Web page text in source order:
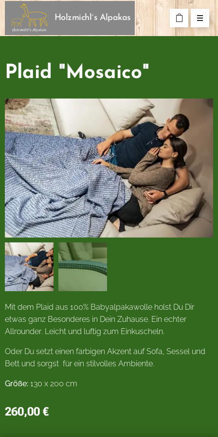
Holzmichl´s Alpakas
Plaid "Mosaico"
Mit dem Plaid aus 100% Babyalpakawolle holst Du Dir
etwas ganz Besonderes in Dein Zuhause. Ein echter
Allrounder. Leicht und luftig zum Einkuscheln.
Oder Du setzt einen farbigen Akzent auf Sofa, Sessel und
Bett und sorgst für ein stilvolles Ambiente.
Größe: 130 x 200 cm
260,00 €